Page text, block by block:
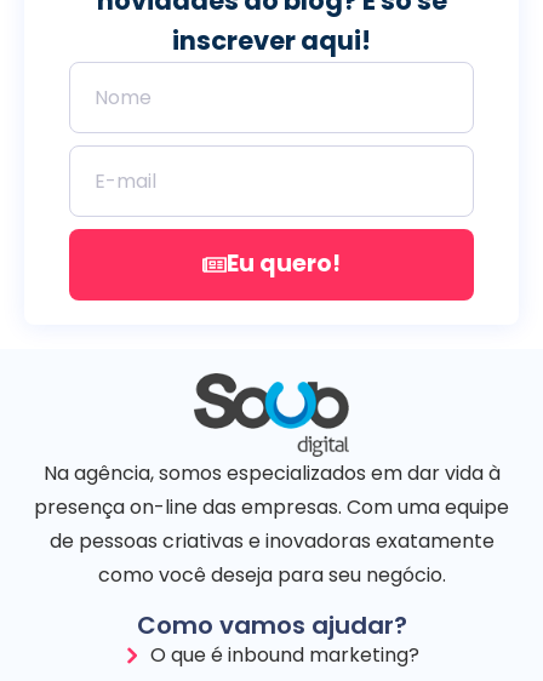
inscrever aqui!
Eu quero!
Na agência, somos especializados em dar vida à
presença on-line das empresas. Com uma equipe
de pessoas criativas e inovadoras exatamente
como você deseja para seu negócio.
Como vamos ajudar?
O que é inbound marketing?